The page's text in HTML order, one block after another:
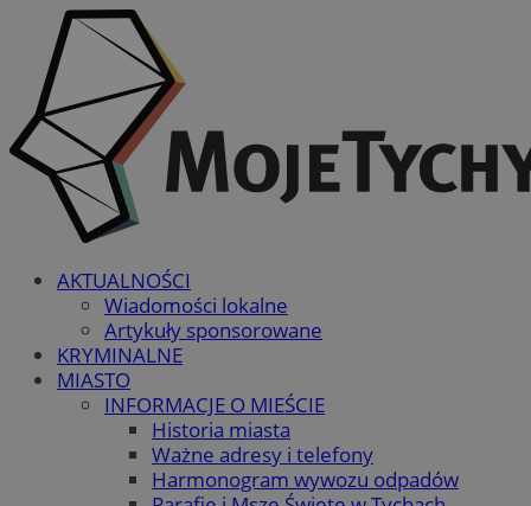
AKTUALNOŚCI
Wiadomości lokalne
Artykuły sponsorowane
KRYMINALNE
MIASTO
INFORMACJE O MIEŚCIE
Historia miasta
Ważne adresy i telefony
Harmonogram wywozu odpadów